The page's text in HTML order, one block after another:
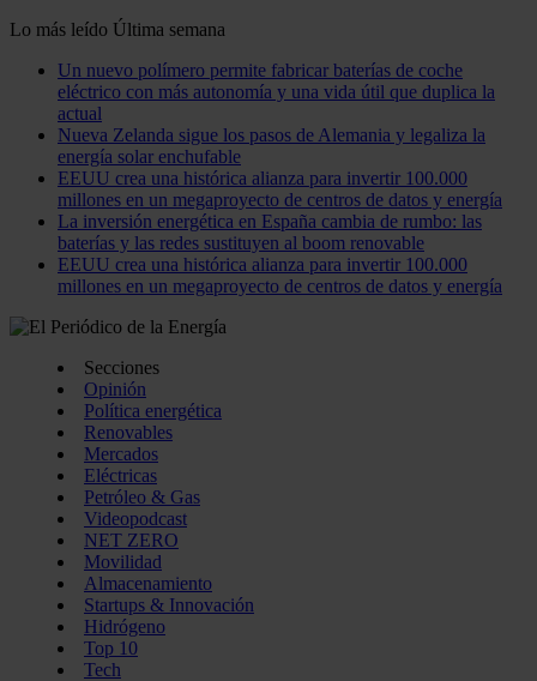
Lo más leído Última semana
Un nuevo polímero permite fabricar baterías de coche
eléctrico con más autonomía y una vida útil que duplica la
actual
Nueva Zelanda sigue los pasos de Alemania y legaliza la
energía solar enchufable
EEUU crea una histórica alianza para invertir 100.000
millones en un megaproyecto de centros de datos y energía
La inversión energética en España cambia de rumbo: las
baterías y las redes sustituyen al boom renovable
EEUU crea una histórica alianza para invertir 100.000
millones en un megaproyecto de centros de datos y energía
Secciones
Opinión
Política energética
Renovables
Mercados
Eléctricas
Petróleo & Gas
Videopodcast
NET ZERO
Movilidad
Almacenamiento
Startups & Innovación
Hidrógeno
Top 10
Tech